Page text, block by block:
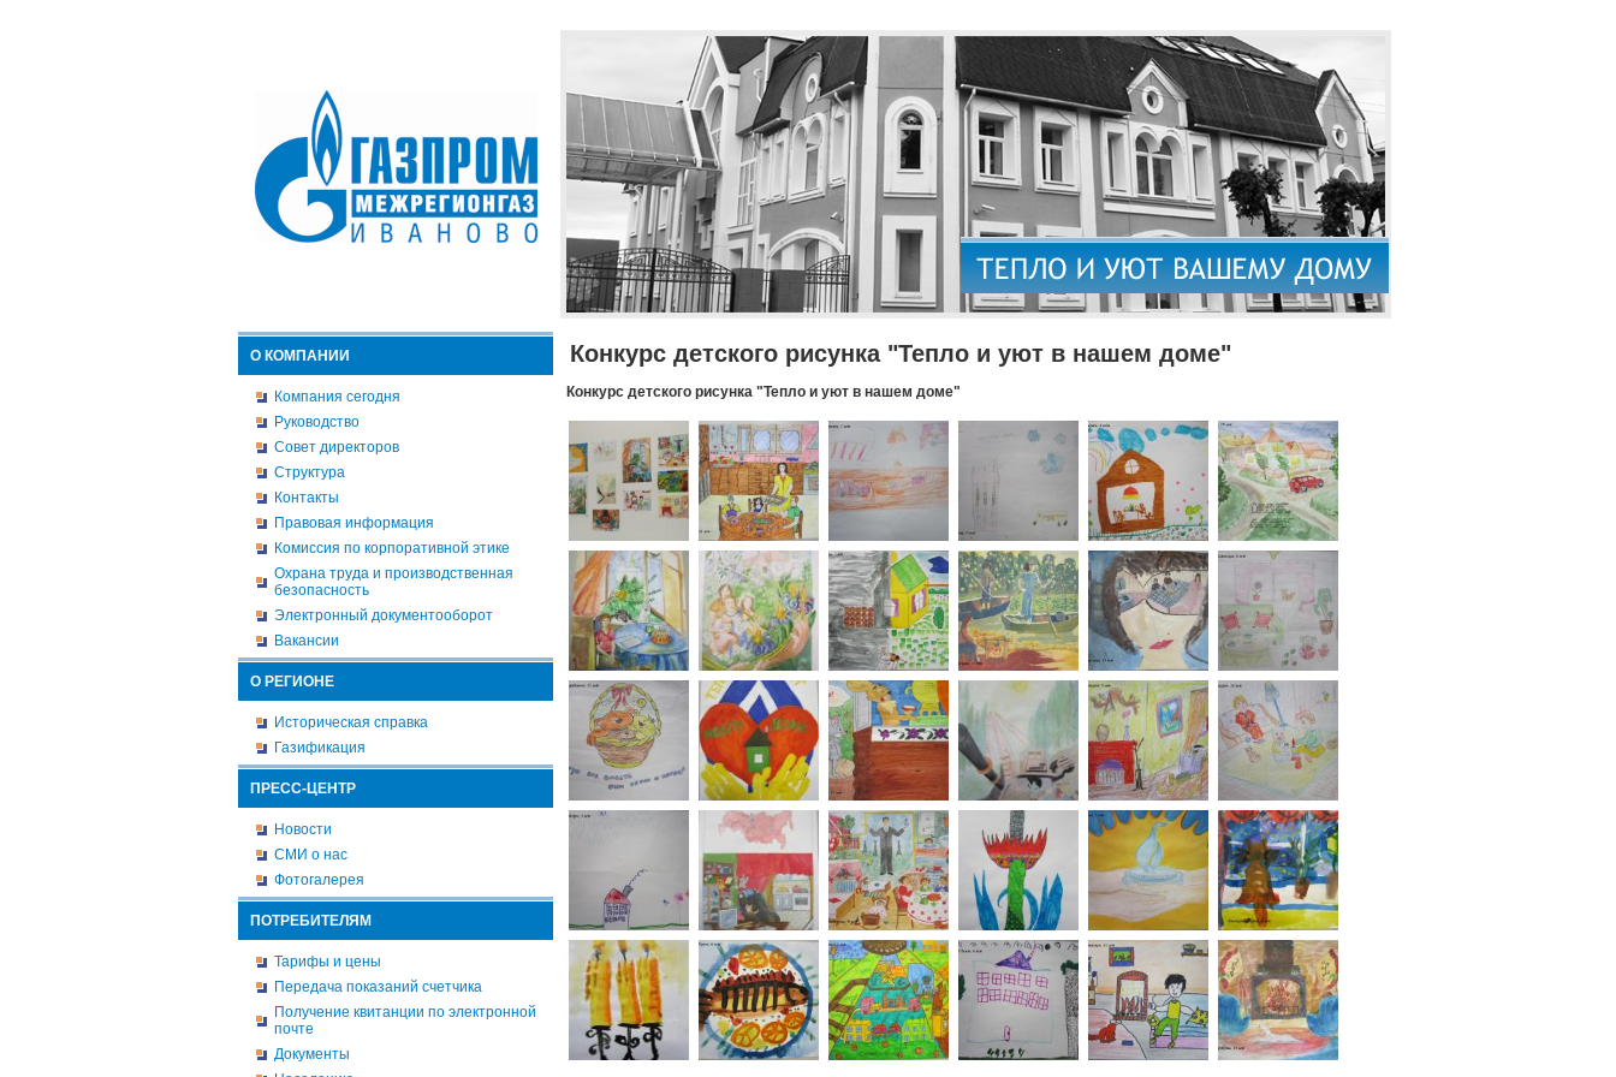
О КОМПАНИИ
Компания сегодня
Руководство
Совет директоров
Структура
Контакты
Правовая информация
Комиссия по корпоративной этике
Охрана труда и производственная
безопасность
Электронный документооборот
Вакансии
О РЕГИОНЕ
Историческая справка
Газификация
ПРЕСС-ЦЕНТР
Новости
СМИ о нас
Фотогалерея
ПОТРЕБИТЕЛЯМ
Тарифы и цены
Передача показаний счетчика
Получение квитанции по электронной
почте
Документы
Конкурс детского рисунка "Тепло и уют в нашем доме"
Конкурс детского рисунка "Тепло и уют в нашем доме"